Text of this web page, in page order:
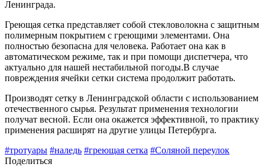
Ленинграда.
Греющая сетка представляет собой стекловолокна с защитным
полимерным покрытием с греющими элементами. Она
полностью безопасна для человека. Работает она как в
автоматическом режиме, так и при помощи диспетчера, что
актуально для нашей нестабильной погоды.В случае
повреждения ячейки сетки система продолжит работать.
Производят сетку в Ленинградской области с использованием
отечественного сырья. Результат применения технологии
получат весной. Если она окажется эффективной, то практику
применения расширят на другие улицы Петербурга.
#тротуары #наледь #греющая сетка #Соляной переулок
Поделиться